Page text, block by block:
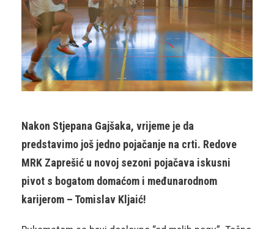
Nakon Stjepana Gajšaka, vrijeme je da
predstavimo još jedno pojačanje na crti. Redove
MRK Zaprešić u novoj sezoni pojačava iskusni
pivot s bogatom domaćom i međunarodnom
karijerom – Tomislav Kljaić!